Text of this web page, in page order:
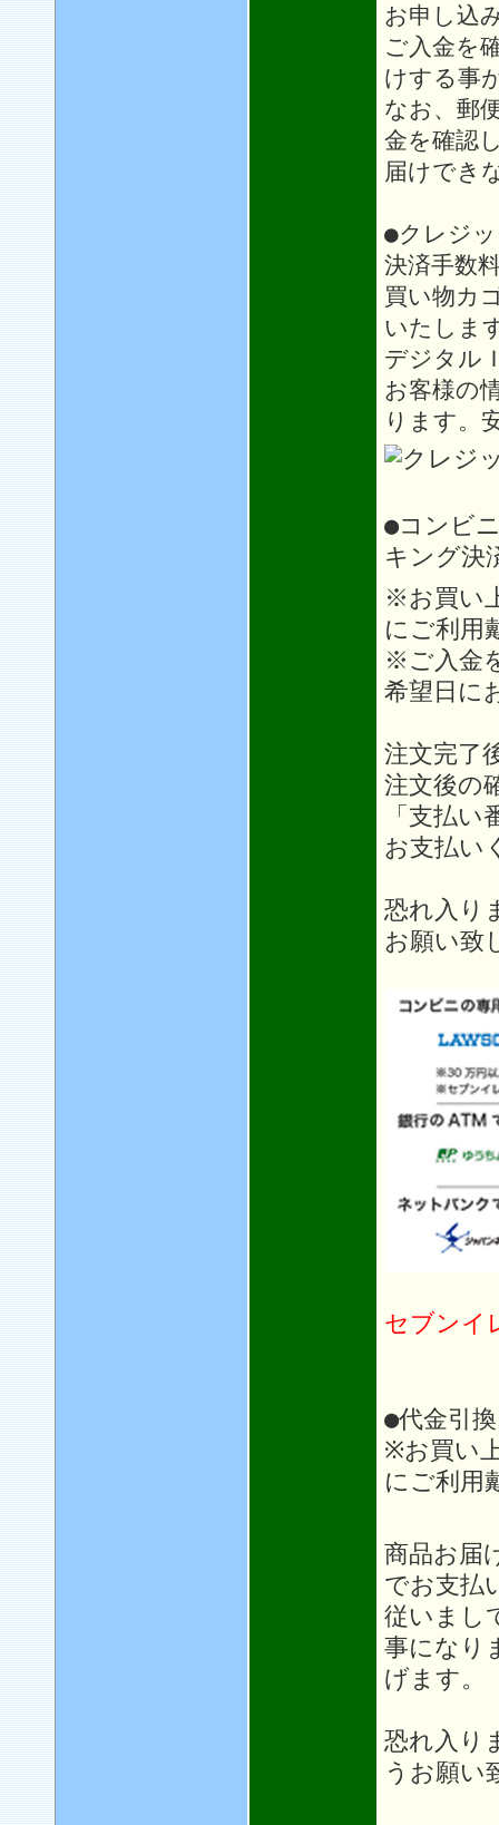
お申し込
ご入金を
けする事
なお、郵
金を確認
届けでき
●クレジ
決済手数
買い物カ
いたしま
デジタル
お客様の
ります。
●コンビ
キング決
※お買い
にご利用
※ご入金
希望日に
注文完了
注文後の
「支払
お支払い
恐れ入り
お願い致
セブンイ
●代金引換
※お買い
にご利用
商品お届
でお支払
従いまし
事になり
げます。
恐れ入り
うお願い